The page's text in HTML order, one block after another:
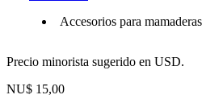
Accesorios para mamaderas
Precio minorista sugerido en USD.
NU$ 15,00